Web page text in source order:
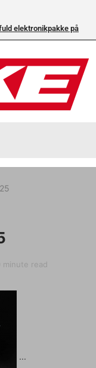
elektronikpakke på
minute read